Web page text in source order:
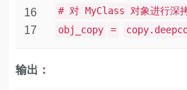
16
17
# 对 MyClass 对象进行深
obj_copy
=
输出：